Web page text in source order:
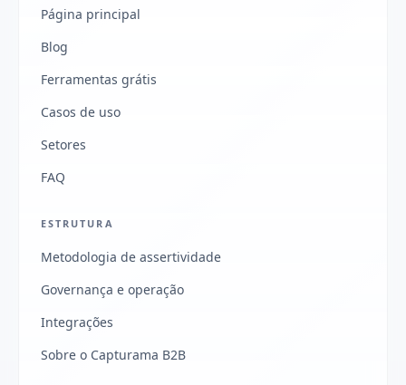
Página principal
Blog
Ferramentas grátis
Casos de uso
Setores
FAQ
ESTRUTURA
Metodologia de assertividade
Governança e operação
Integrações
Sobre o Capturama B2B